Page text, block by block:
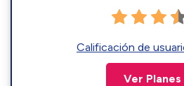
Calificación de
Ver Planes